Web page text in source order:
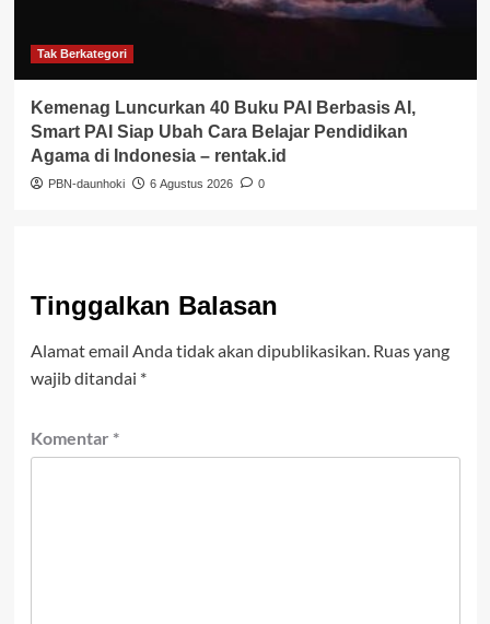
Tak Berkategori
Kemenag Luncurkan 40 Buku PAI Berbasis AI,
Smart PAI Siap Ubah Cara Belajar Pendidikan
Agama di Indonesia – rentak.id
PBN-daunhoki 6 Agustus 2026 0
Tinggalkan Balasan
Alamat email Anda tidak akan dipublikasikan. Ruas yang
wajib ditandai *
Komentar *